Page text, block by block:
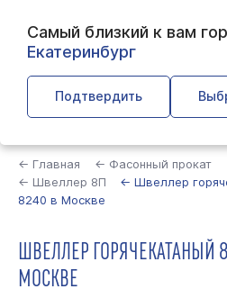
Самый близкий к вам
Екатеринбург
Подтвердить
← Главная ← Фасонный прокат
← Швеллер 8П
← Швеллер
8240 в Москве
ШВЕЛЛЕР ГОРЯЧЕКАТАНЫЙ
МОСКВЕ